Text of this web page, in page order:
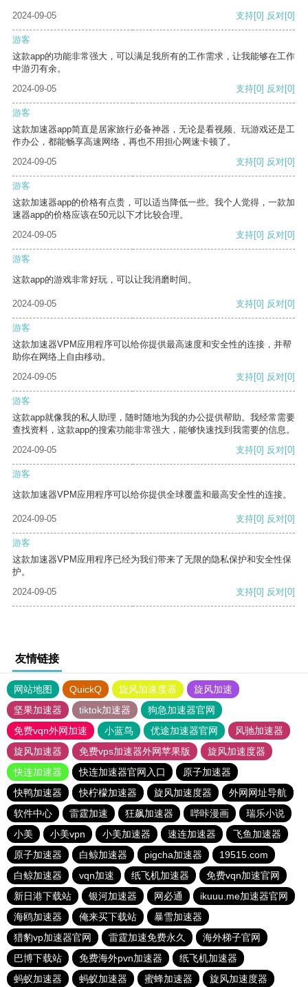
2024-09-05 支持[0] 反对[0]
游客
这款app的功能非常强大，可以满足我所有的工作需求，让我能够在工作
中游刃有余。
2024-09-05
支持[0] 反对[0]
游客
这款加速器app简直是居家旅行必备神器，无论是看视频、玩游戏还是工
作办公，都能畅享高速网络，再也不用担心网速卡顿了。
2024-09-05
支持[0] 反对[0]
游客
这款加速器app的价格有点贵，可以适当降低一些。我个人觉得，一款加
速器app的价格应该在50元以下才比较合理。
2024-09-05
支持[0] 反对[0]
游客
这款app的游戏非常好玩，可以让我消磨时间。
2024-09-05 支持[0] 反对[0]
游客
这款加速器VPM应用程序可以给你提供最高速度和安全性的连接，并帮
助你在网络上自由移动。
2024-09-05
支持[0] 反对[0]
游客
这款app就像我的私人助理，随时随地为我的办公提供帮助。我经常需要
查找资料，这款app的搜索功能非常强大，能够快速找到我需要的信息。
2024-09-05
支持[0] 反对[0]
游客
这款加速器VPM应用程序可以给你提供全球覆盖和最高安全性的连接。
2024-09-05 支持[0] 反对[0]
游客
这款加速器VPM应用程序已经为我们带来了无限的隐私保护和安全性保
护。
2024-09-05
支持[0] 反对[0]
友情链接
网站地图 QuickQ 旋风加速度器
旋风加速
坚果加速器
tiktok加速器
狗急加速器官网
免费vqn外网加速
小蓝鸟 优途加速器官网
风驰加速器
旋风加速器
免费vps加速器外网苹果版
旋风加速度器
快连加速器
快连加速器官网入口
原子加速器
快鸭加速器
快柠檬加速器 旋风加速度器
外网网址导航
软件中心
雷霆加速 狂飙加速器 哔咔漫画
瑞乐小说
小美
小美vpn 小美加速器 速连加速器
飞鱼加速器
原子加速器
白鲸加速器 pigcha加速器
19515.com
白鲸加速器
vqn加速 纸飞机加速器
免费vqn加速官网
新日港下载站
银河加速器 网必通
ikuuu.me加速器官网
海鸥加速器
俺来买下载站
暴雪加速器
猎豹vp加速器官网
雷霆加速免费永久
海外梯子官网
巴博下载站
免费海外pvn加速器
纸飞机加速器
蚂蚁加速器
蚂蚁加速器 蜜蜂加速器 旋风加速度器